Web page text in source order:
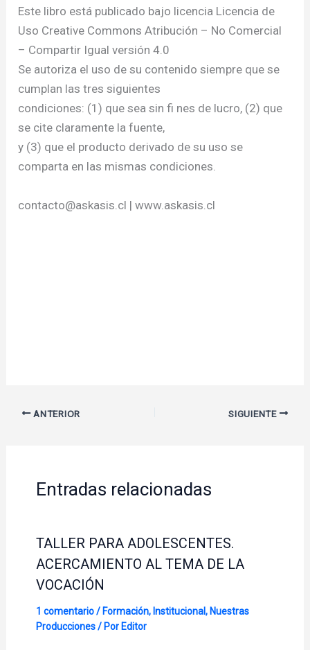
Este libro está publicado bajo licencia Licencia de
Uso Creative Commons Atribución – No Comercial
– Compartir Igual versión 4.0
Se autoriza el uso de su contenido siempre que se
cumplan las tres siguientes
condiciones: (1) que sea sin fi nes de lucro, (2) que
se cite claramente la fuente,
y (3) que el producto derivado de su uso se
comparta en las mismas condiciones.
contacto@askasis.cl | www.askasis.cl
ANTERIOR SIGUIENTE
Entradas relacionadas
TALLER PARA ADOLESCENTES.
ACERCAMIENTO AL TEMA DE LA
VOCACIÓN
1 comentario / Formación, Institucional, Nuestras
Producciones/ Por Editor